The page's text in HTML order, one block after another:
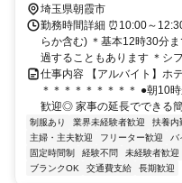
埼玉県朝霞市
勤務時間詳細 ⏰10:00～
らか含む) ＊基本12時30分
過することもあります ＊シ
仕事内容 【アルバイト】ホ
＊＊＊＊＊＊＊＊＊ ●朝10
歓迎◎ 家事の延長でできる
制服あり 業界未経験者歓迎 扶養内
主婦・主夫歓迎
フリーター歓迎 バ
固定時間制
経験不問 未経験者歓迎
ブランクOK
交通費支給 長期歓迎